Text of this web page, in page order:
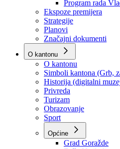
Vlada
Poslovnik
Program rada
Ekspoze premijera
Strategije
Planovi
Značajni dokumenti
O kantonu
O kantonu
Simboli kantona (Grb,
Historija (digitalni muzej)
Privreda
Turizam
Obrazovanje
Sport